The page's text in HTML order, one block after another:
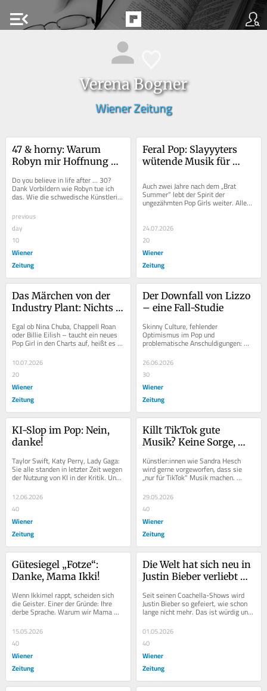
menu_open
Verena Bogner
Wiener Zeitung
47 & horny: Warum
Robyn mir Hoffnung
Do you believe in life after … 30?
Dank Vorbildern wie Robyn tue ich
das. Wie die schwedische Künstlerin
Mut...
previous
day
10
Wiener
Zeitung
Feral Pop: Slayyyters
wütende Musik für
Auch zwei Jahre nach dem „Brat
Summer“ lebt der Spirit der
ungezähmten Pop Girls weiter. Allen
voran zeigt Slayyyter gerade, was es
24.07.2026
20
Wiener
Zeitung
Das Märchen von der
Industry Plant: Nichts
Egal ob Nina Chuba, Chappell Roan
oder Billie Eilish – taucht ein neues
Pop Girl in den Charts auf, heißt es
schnell: Die hat sich ihren Erfolg...
10.07.2026
20
Wiener
Zeitung
Der Downfall von Lizzo
– eine Fall-Studie
Skinny Culture, fehlender
Optimismus im Pop und
problematische Anschuldigungen:
dieser einzigartige Cancel-Cocktail
machte Lizzo von „that bitch“...
26.06.2026
30
Wiener
Zeitung
KI-Slop im Pop: Nein,
danke!
Taylor Swift, Katy Perry, Lady Gaga:
Sie alle standen in letzter Zeit wegen
der Nutzung von KI in der Kritik. Und
auch wenn es dabei „nur“ um...
12.06.2026
40
Wiener
Zeitung
Killt TikTok gute
Musik? Keine Sorge,
Künstler:innen wie Sandra Hesch
wird gerne vorgeworfen, dass sie
„nur für TikTok“ Musik machen.
Erstens: Blödsinn. Zweitens: Warum
muss das...
29.05.2026
40
Wiener
Zeitung
Gütesiegel „Fotze“:
Danke, Mama Ikki!
Wenn Ikkimel rappt, scheiden sich
die Geister. Einer der Gründe: Ihre
derbe Sprache. Warum wir Mama
Ikkis Fotzigkeit in Zeiten wie diesen
mehr denn...
15.05.2026
40
Wiener
Zeitung
Die Welt hat sich neu in
Justin Bieber verliebt –
Seit seinen Coachella-Shows wird
Justin Bieber so gefeiert, wie schon
lange nicht mehr. Das ist würdig und
recht.
01.05.2026
40
Wiener
Zeitung